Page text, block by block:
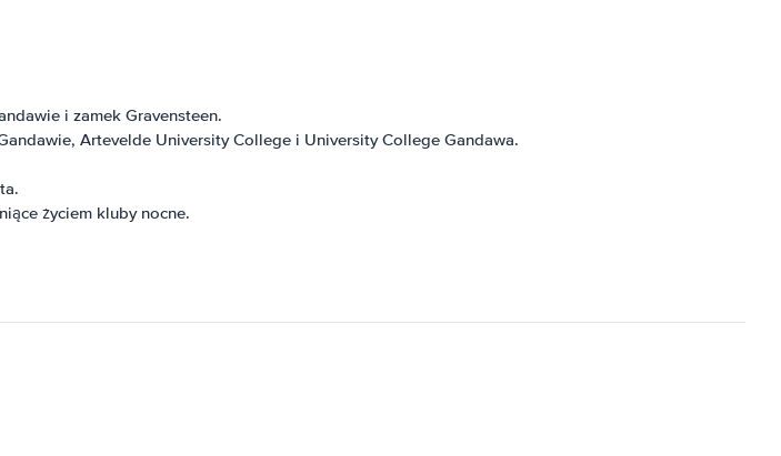
i zamek Gravensteen.
Artevelde University College i University College Gandawa.
życiem kluby nocne.